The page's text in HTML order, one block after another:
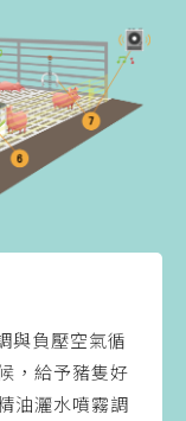
與負壓空氣循
，給予豬隻好
油灑水噴霧調